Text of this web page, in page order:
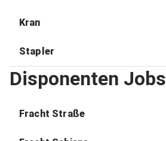
Kran
Stapler
Disponenten Jobs
Fracht Straße